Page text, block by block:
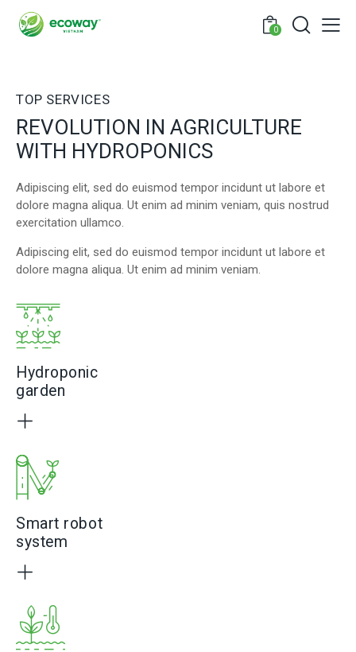
0
TOP SERVICES
REVOLUTION IN AGRICULTURE
WITH HYDROPONICS
Adipiscing elit, sed do euismod tempor incidunt ut labore et
dolore magna aliqua. Ut enim ad minim veniam, quis nostrud
exercitation ullamco.
Adipiscing elit, sed do euismod tempor incidunt ut labore et
dolore magna aliqua. Ut enim ad minim veniam.
Hydroponic
garden
Smart robot
system